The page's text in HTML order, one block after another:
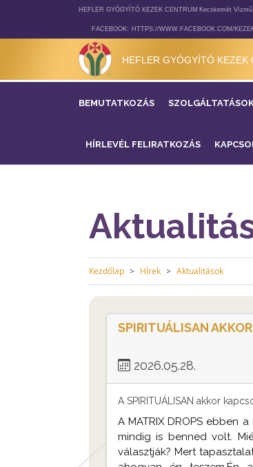
HEFLER GYÓGYÍTÓ KEZEK CENTRUM Kecskemét
FACEBOOK: HTTPS://WWW.FACEBOOK.COM/
HEFLER GYÓGYÍTÓ KEZEK
BEMUTATKOZÁS
HÍRLEVÉL FELIRATKOZÁS
Kezdőlap Hírek Aktualitások
SPIRITUÁLISAN
2026.05.28.
A SPIRITUÁLISAN akkor
A MATRIX DROPS ebben
mindig is benned volt.
választják? Mert